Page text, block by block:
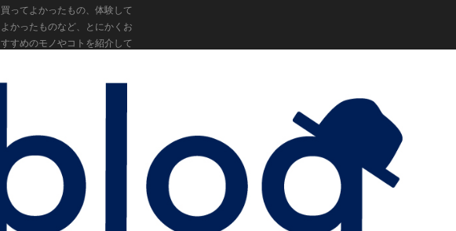
買ってよかったもの、体験して
よかったものなど、とにかくお
すすめのモノやコトを紹介して